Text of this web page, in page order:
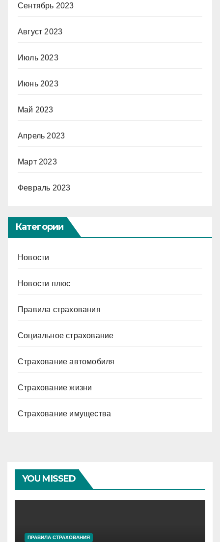
Сентябрь 2023
Август 2023
Июль 2023
Июнь 2023
Май 2023
Апрель 2023
Март 2023
Февраль 2023
Категории
Новости
Новости плюс
Правила страхования
Социальное страхование
Страхование автомобиля
Страхование жизни
Страхование имущества
YOU MISSED
ПРАВИЛА СТРАХОВАНИЯ